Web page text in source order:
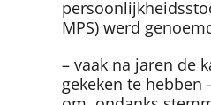
MPS) werd
– vaak na jaren de
gekeken te